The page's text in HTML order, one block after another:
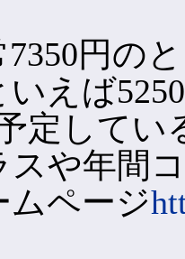
円の
いえば
定してい
スや年間
ムページ